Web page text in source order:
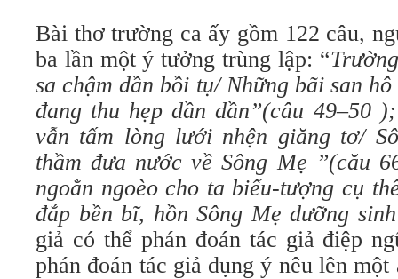
Bài thơ trường ca ấy gồm 122 câu,
ba lần một ý tưởng trùng lập: “
sa chậm dần bồi tụ/ Những bãi san
đang thu hẹp dần dần”(câu 49–50 )
vẫn tấm lòng lưới nhện giăng tơ/
thầm đưa nước về Sông Mẹ ”(cău
ngoằn ngoèo cho ta biểu-tượng cụ
đắp bền bĩ, hồn Sông Mẹ dưỡng
giả có thể phán đoán tác giả điệp
phán đoán tác giả dụng ý nêu lên